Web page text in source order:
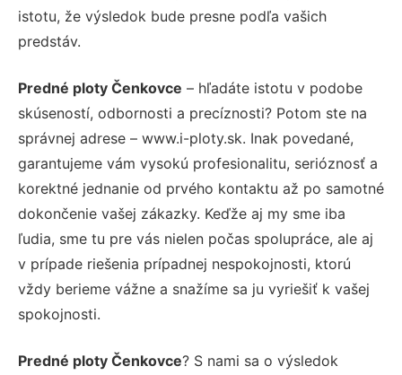
istotu, že výsledok bude presne podľa vašich
predstáv.
Predné ploty Čenkovce – hľadáte istotu v podobe
skúseností, odbornosti a precíznosti? Potom ste na
správnej adrese – www.i-ploty.sk. Inak povedané,
garantujeme vám vysokú profesionalitu, serióznosť a
korektné jednanie od prvého kontaktu až po samotné
dokončenie vašej zákazky. Keďže aj my sme iba
ľudia, sme tu pre vás nielen počas spolupráce, ale aj
v prípade riešenia prípadnej nespokojnosti, ktorú
vždy berieme vážne a snažíme sa ju vyriešiť k vašej
spokojnosti.
Predné ploty Čenkovce? S nami sa o výsledok